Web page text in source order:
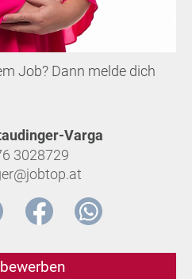
Job? Dann melde dich
Varga
3028729